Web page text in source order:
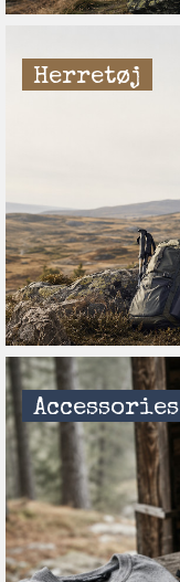
Herretøj
Accessories